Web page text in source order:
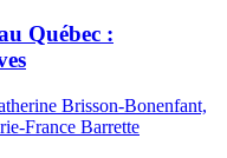
Québec :
Brisson-Bonenfant,
France Barrette